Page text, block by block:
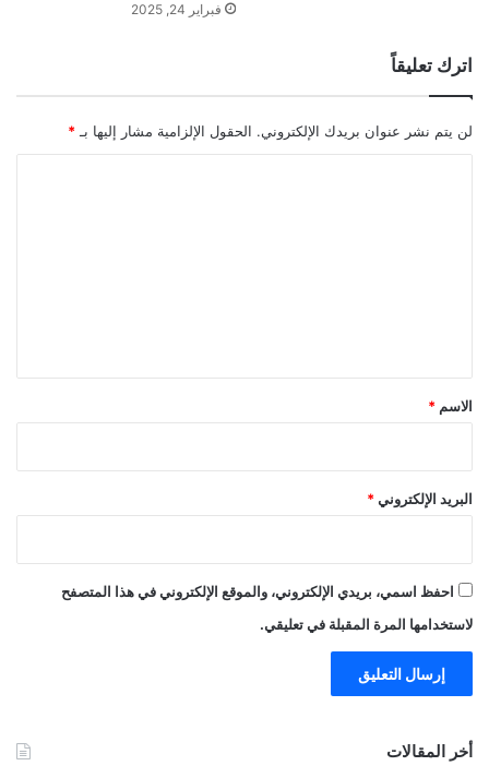
فبراير 24, 2025
اترك تعليقاً
لن يتم نشر عنوان بريدك الإلكتروني. الحقول الإلزامية مشار إليها بـ *
*
الاسم *
البريد الإلكتروني *
احفظ اسمي، بريدي الإلكتروني، والموقع الإلكتروني في هذا المتصفح
لاستخدامها المرة المقبلة في تعليقي.
أخر المقالات